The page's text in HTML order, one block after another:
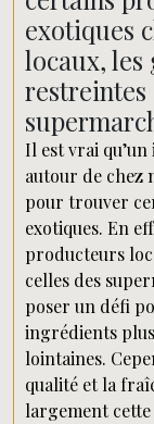
exotiques
locaux, les
restreintes
Il est vrai
autour de chez
pour trouver
exotiques. En
producteurs
celles des
poser un défi
ingrédients
lointaines.
qualité et la
largement